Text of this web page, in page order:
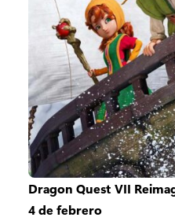
Dragon Quest VII
4 de febrero